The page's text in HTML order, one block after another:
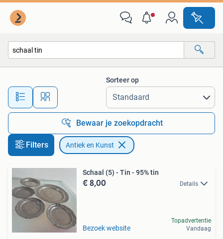
Alle afstanden…
Sorteer op
Bewaar je zoekopdracht
Filters Antiek en Kunst
Schaal (5) - Tin - 95% tin
€ 8,00 Details
Bezoek website
Topadvertentie
Vandaag